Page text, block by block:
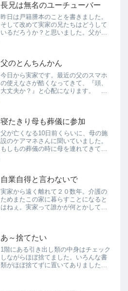
長兄は無名のユーチューバー
昨日は戸籍謄本のことを書きました。
そして改めて実家の兄たちはどうして
いるだろうか？と思いました。父が生
いなんて、なんて寂しいことなんだろ
う・・...
父のとんちんかん
今日から実家です。最近の父のスマホ
の使えなさが酷くなってきて、『頭、
大丈夫か？』と心配になります。 母
寝たきり母も葬儀に参加
父が亡くなる10日前くらいに、母の施
設のケアマネさんに聞いていました。
もしもの葬儀の時に母を連れてきても
なり、あれよあれよという間に夕方に...
自業自得と言わないで
実家から遠く離れて２０数年。介護の
ためまたこの家に暮らすことになると
はねぇ。実家って誰かが何とかしてく
あ～捨てたい
1階にある引き出し類の中身はチェック
しながらほぼ捨てました。いろんな書
類がほぼ捨てずに置いてありましたの